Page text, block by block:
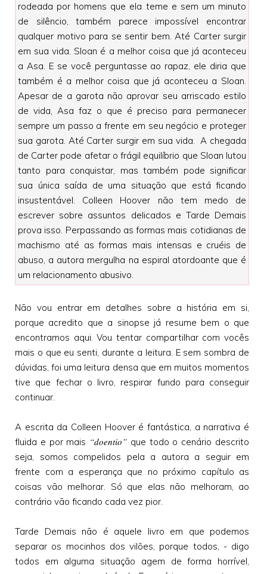
rodeada por homens que ela teme e sem um minuto
de silêncio, também parece impossível encontrar
qualquer motivo para se sentir bem. Até Carter surgir
em sua vida. Sloan é a melhor coisa que já aconteceu
a Asa. E se você perguntasse ao rapaz, ele diria que
também é a melhor coisa que já aconteceu a Sloan.
Apesar de a garota não aprovar seu arriscado estilo
de vida, Asa faz o que é preciso para permanecer
sempre um passo a frente em seu negócio e proteger
sua garota. Até Carter surgir em sua vida. A chegada
de Carter pode afetar o frágil equilíbrio que Sloan lutou
tanto para conquistar, mas também pode significar
sua única saída de uma situação que está ficando
insustentável. Colleen Hoover não tem medo de
escrever sobre assuntos delicados e Tarde Demais
prova isso. Perpassando as formas mais cotidianas de
machismo até as formas mais intensas e cruéis de
abuso, a autora mergulha na espiral atordoante que é
um relacionamento abusivo.
Não vou entrar em detalhes sobre a história em si,
porque acredito que a sinopse já resume bem o que
encontramos aqui. Vou tentar compartilhar com vocês
mais o que eu senti, durante a leitura. E sem sombra de
dúvidas, foi uma leitura densa que em muitos momentos
tive que fechar o livro, respirar fundo para conseguir
continuar.
A escrita da Colleen Hoover é fantástica, a narrativa é
fluida e por mais “doentio” que todo o cenário descrito
seja, somos compelidos pela a autora a seguir em
frente com a esperança que no próximo capítulo as
coisas vão melhorar. Só que elas não melhoram, ao
contrário vão ficando cada vez pior.
Tarde Demais não é aquele livro em que podemos
separar os mocinhos dos vilões, porque todos, - digo
todos em alguma situação agem de forma horrível,